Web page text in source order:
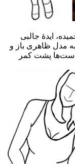
ایدهٔ جالبی
مدل ظاهری باز و
دست‌ها پشت کمر